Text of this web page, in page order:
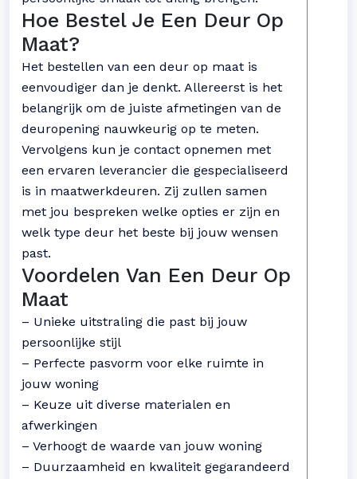
Hoe Bestel Je Een Deur Op
Maat?
Het bestellen van een deur op maat is
eenvoudiger dan je denkt. Allereerst is het
belangrijk om de juiste afmetingen van de
deuropening nauwkeurig op te meten.
Vervolgens kun je contact opnemen met
een ervaren leverancier die gespecialiseerd
is in maatwerkdeuren. Zij zullen samen
met jou bespreken welke opties er zijn en
welk type deur het beste bij jouw wensen
past.
Voordelen Van Een Deur Op
Maat
– Unieke uitstraling die past bij jouw
persoonlijke stijl
– Perfecte pasvorm voor elke ruimte in
jouw woning
– Keuze uit diverse materialen en
afwerkingen
– Verhoogt de waarde van jouw woning
– Duurzaamheid en kwaliteit gegarandeerd